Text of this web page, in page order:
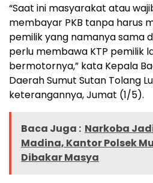
“Saat ini masyarakat atau
membayar PKB tanpa harus
pemilik yang namanya sama
perlu membawa KTP pemilik
bermotornya,” kata Kepala
Daerah Sumut Sutan Tolang
keterangannya, Jumat (1/5).
Baca Juga : Narkoba
Madina, Kantor Polsek
Dibakar Masya